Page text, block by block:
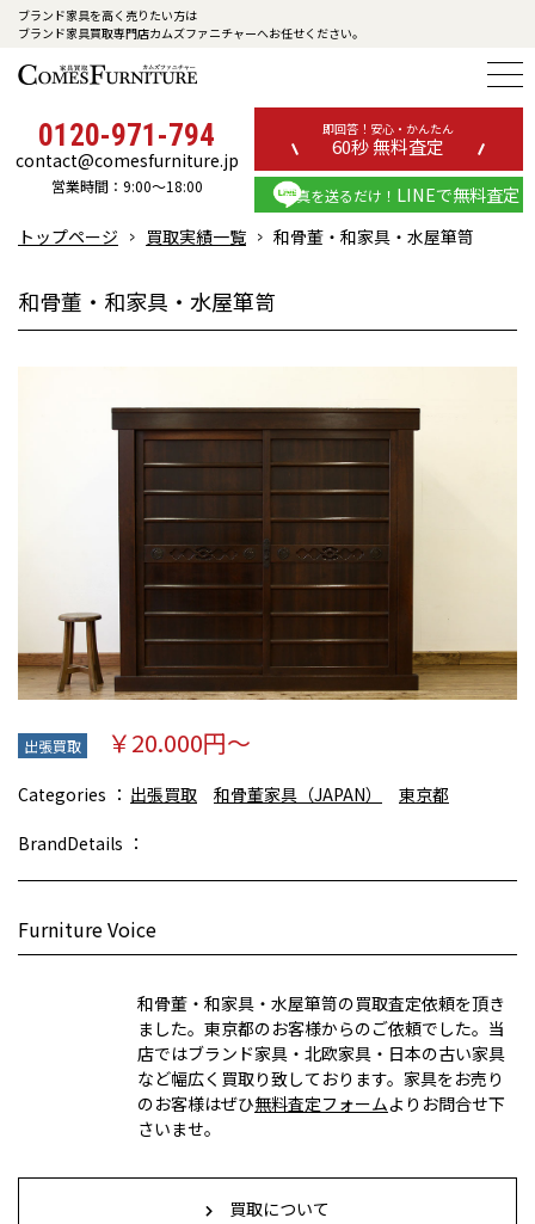
ブランド家具を高く売りたい方は
ブランド家具買取専門店カムズファニチャーへお任せください。
0120-971-794
contact@comesfurniture.jp
営業時間：9:00～18:00
即回答！安心・かんたん
60秒 無料査定
写真を送るだけ！ LINEで無料査定
トップページ 買取実績一覧 和骨董・和家具・水屋箪笥
和骨董・和家具・水屋箪笥
出張買取 ￥20.000円～
Categories 出張買取 和骨董家具（JAPAN） 東京都
BrandDetails
Furniture Voice
和骨董・和家具・水屋箪笥の買取査定依頼を頂き
ました。東京都のお客様からのご依頼でした。当
店ではブランド家具・北欧家具・日本の古い家具
など幅広く買取り致しております。家具をお売り
のお客様はぜひ無料査定フォームよりお問合せ下
さいませ。
買取について